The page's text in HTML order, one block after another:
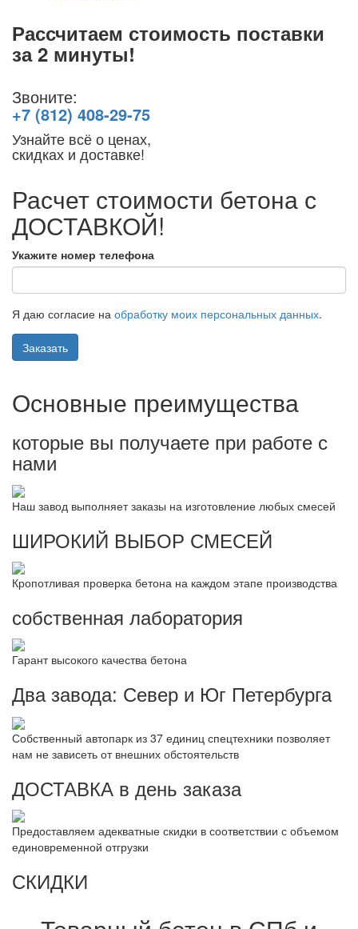
Рассчитаем стоимость поставки
за 2 минуты!
Звоните:
+7 (812) 408-29-75
Узнайте всё о ценах,
скидках и доставке!
Расчет стоимости бетона с
ДОСТАВКОЙ!
Укажите номер телефона
Я даю согласие на обработку моих персональных данных.
Заказать
Основные преимущества
которые вы получаете при работе с
нами
Наш завод выполняет заказы на изготовление любых смесей
ШИРОКИЙ ВЫБОР СМЕСЕЙ
Кропотливая проверка бетона на каждом этапе производства
собственная лаборатория
Гарант высокого качества бетона
Два завода: Север и Юг Петербурга
Собственный автопарк из 37 единиц спецтехники позволяет
нам не зависеть от внешних обстоятельств
ДОСТАВКА в день заказа
Предоставляем адекватные скидки в соответствии с объемом
единовременной отгрузки
СКИДКИ